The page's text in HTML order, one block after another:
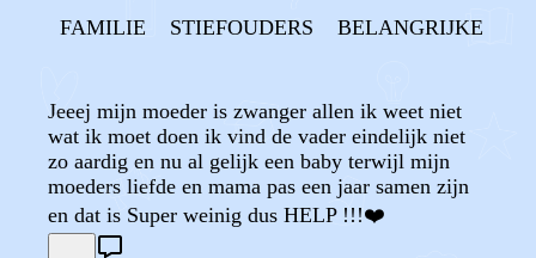
FAMILIE STIEFOUDERS BELANGRIJKE
Jeeej mijn moeder is zwanger allen ik weet niet
wat ik moet doen ik vind de vader eindelijk niet
zo aardig en nu al gelijk een baby terwijl mijn
moeders liefde en mama pas een jaar samen zijn
en dat is Super weinig dus HELP !!!❤️